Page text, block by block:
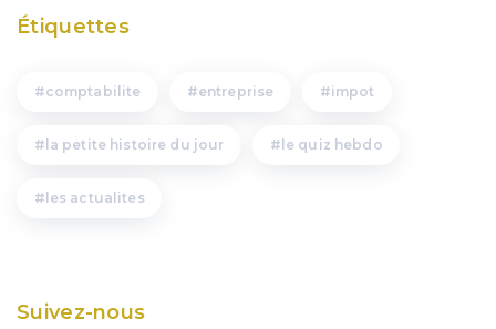
Étiquettes
comptabilite entreprise impot
la petite histoire du jour le quiz hebdo
les actualites
Suivez-nous